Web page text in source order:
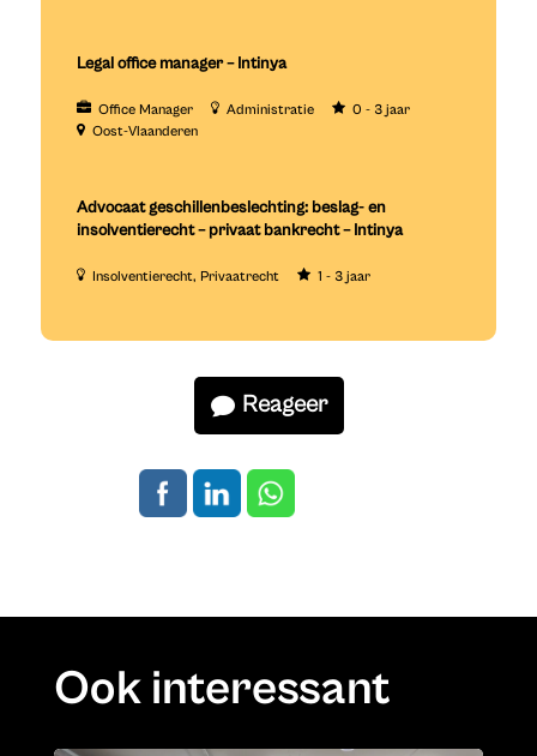
Legal office manager – Intinya
Office Manager Administratie
0 - 3 jaar
Oost-Vlaanderen
Advocaat geschillenbeslechting: beslag- en
insolventierecht – privaat bankrecht – Intinya
Insolventierecht Privaatrecht 1 - 3 jaar
Reageer
Ook interessant